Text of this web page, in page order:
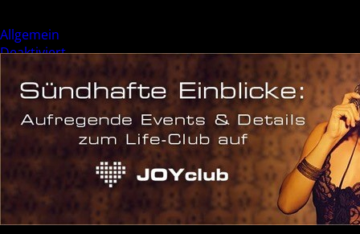
Allgemein
Deaktiviert
Event
Sonderevent
Meta
Anmelden
Eintrags-Feed
Kommentar-Feed
WordPress.org